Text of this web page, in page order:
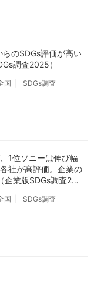
のSDGs評価が高い
調査2025）
国
SDGs調査
1位ソニーは伸び幅
社が高評価。企業の
企業版SDGs調査202
国
SDGs調査